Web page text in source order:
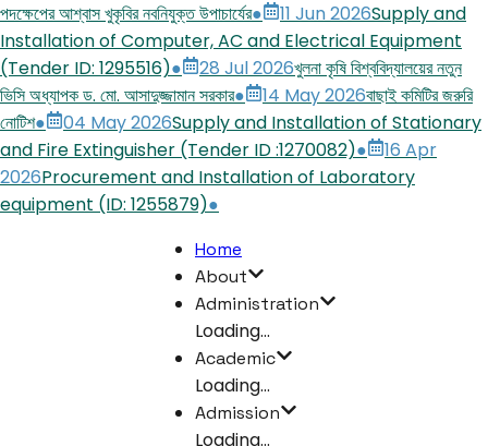
পদক্ষেপের আশ্বাস খুকৃবির নবনিযুক্ত উপাচার্যের● 11 Jun 2026Supply and
Installation of Computer, AC and Electrical Equipment
(Tender ID: 1295516)● 28 Jul 2026খুলনা কৃষি বিশ্ববিদ্যালয়ের নতুন
ভিসি অধ্যাপক ড. মো. আসাদুজ্জামান সরকার● 14 May 2026বাছাই কমিটির জরুরি
নোটিশ● 04 May 2026Supply and Installation of Stationary
and Fire Extinguisher (Tender ID :1270082)●
16 Apr
2026Procurement and Installation of Laboratory
equipment (ID: 1255879)●
Home
About
Administration
Loading...
Academic
Loading...
Admission
Loading...